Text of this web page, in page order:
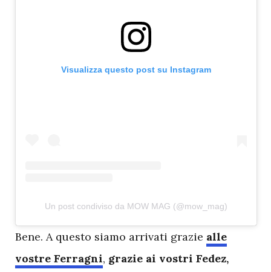
Visualizza questo post su Instagram
Un post condiviso da MOW MAG (@mow_mag)
Bene. A questo siamo arrivati grazie alle
vostre Ferragni, grazie ai vostri Fedez,